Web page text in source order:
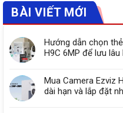
BÀI VIẾT MỚI
Hướng dẫn chọn
H9C 6MP để lưu lâu
Mua Camera Ezviz
dài hạn và lắp đặt